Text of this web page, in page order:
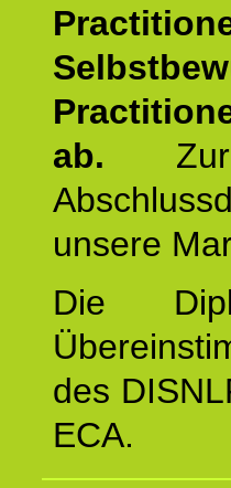
ab.
unsere
Die
des
ECA.